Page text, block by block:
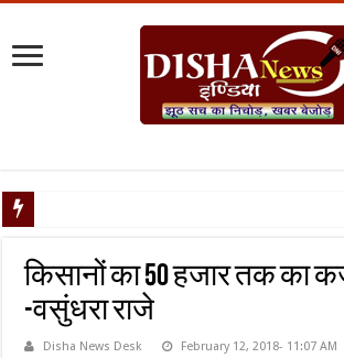
किसानों का 50 हजार तक का
-वसुंधरा राजे
Disha News Desk February 12, 2018- 11:07 AM